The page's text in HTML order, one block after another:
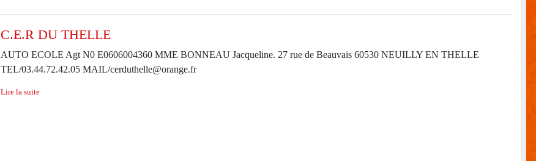
C.E.R DU THELLE
AUTO ECOLE Agt N0 E0606004360 MME BONNEAU Jacqueline. 27 rue de Beauvais 60530 NEUILLY EN THELLE
TEL/03.44.72.42.05 MAIL/cerduthelle@orange.fr
Lire la suite